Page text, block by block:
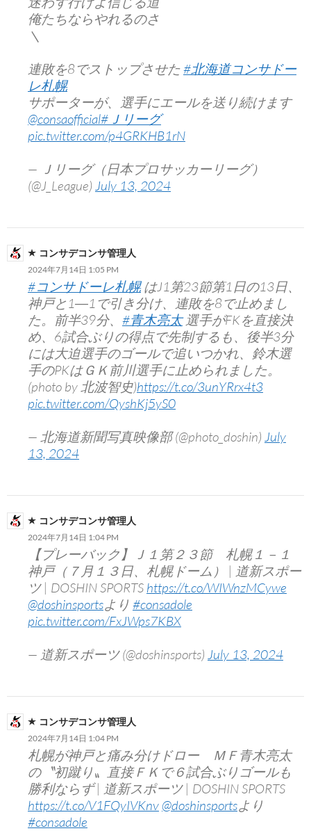
俺たちならやれるのさ
＼
連敗を8でストップさせた#北海道コンサドー
レ札幌
サポーターが、選手にエールを送り続けます
@consaofficial#Ｊリーグ
pic.twitter.com/p4GRKHB1rN
— Ｊリーグ（日本プロサッカーリーグ）
(@J_League) July 13, 2024
コンサデコンサ管理人
2024年7月14日 1:05 PM
#コンサドーレ札幌はJ1第23節第1日の13日、
神戸と1―1で引き分け、連敗を8で止めまし
た。前半39分、 #青木亮太選手がFKを直接決
め、6試合ぶりの得点で先制するも、後半3分
には大迫選手のゴールで追いつかれ、鈴木選
手のPKはＧＫ前川選手に止められました。
(photo by 北波智史)https://t.co/3unYRrx4t3
pic.twitter.com/QyshKj5yS0
— 北海道新聞写真映像部 (@photo_doshin) July
13, 2024
コンサデコンサ管理人
2024年7月14日 1:04 PM
【プレーバック】Ｊ１第２３節 札幌１－１
神戸（７月１３日、札幌ドーム） | 道新スポー
ツ | DOSHIN SPORTS https://t.co/WIWnzMCywe
@doshinsportsより #consadole
pic.twitter.com/FxJWps7KBX
— 道新スポーツ (@doshinsports) July 13, 2024
コンサデコンサ管理人
2024年7月14日 1:04 PM
札幌が神戸と痛み分けドロー ＭＦ青木亮太
の〝初蹴り〟直接ＦＫで６試合ぶりゴールも
勝利ならず | 道新スポーツ | DOSHIN SPORTS
https://t.co/V1FQyIVKnv @doshinsportsより
#consadole